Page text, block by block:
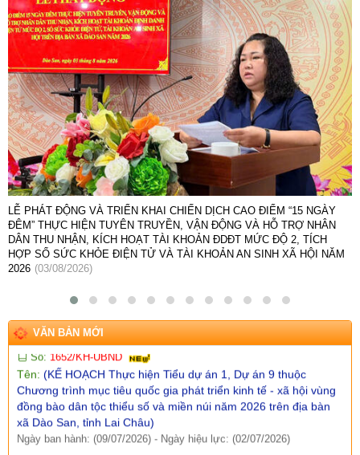
LỄ PHÁT ĐỘNG VÀ TRIỂN KHAI CHIẾN DỊCH CAO ĐIỂM “15 NGÀY
ĐÊM” THỰC HIỆN TUYÊN TRUYỀN, VẬN ĐỘNG VÀ HỖ TRỢ NHÂN
DÂN THU NHẬN, KÍCH HOẠT TÀI KHOẢN ĐDĐT MỨC ĐỘ 2, TÍCH
HỢP SỔ SỨC KHỎE ĐIỆN TỬ VÀ TÀI KHOẢN AN SINH XÃ HỘI NĂM
2026 (03/08/2026)
VĂN BẢN MỚI
Số:42/TB-UBND
Tên:(THÔNG BÁO Địa chỉ trụ sở, đường dây nóng hỗ trợ,
hướng dẫn giải đáp phản ánh, kiến nghị cá nhân, tổ chức về
thực hiện thủ tục hành chính và cung cấp dịch vụ công của Ủy
ban nhân dân xã Dào San)
Ngày ban hành: (13/07/2026)
Số: 1653/TB-UBND
Tên:(THÔNG BÁO Thực hiện kế hoạch và tiếp nhận hồ sơ tiểu
dự án 1 dự án 9 thuộc Chương trình MTQG phát triển kinh tế xã
địa bàn xã Dào San)
Số:1652/KH-UBND
Tên:(KẾ HOẠCH Thực hiện Tiểu dự án 1, Dự án 9 thuộc
Chương trình mục tiêu quốc gia phát triển kinh tế - xã hội vùng
đồng bào dân tộc thiểu số và miền núi năm 2026 trên địa bàn
xã Dào San, tỉnh Lai Châu)
Ngày ban hành: (09/07/2026)